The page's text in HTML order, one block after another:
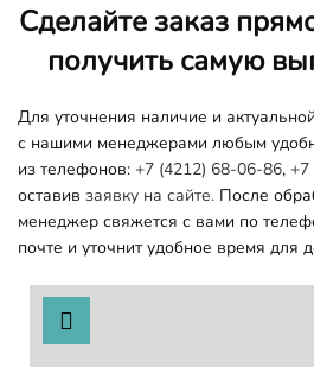
Сделайте заказ
получить самую
Для уточнения наличие и
с нашими менеджерами любым
из телефонов: +7 (4212) 68-06-86,
оставив заявку на сайте. После
менеджер свяжется с вами по
почте и уточнит удобное время для